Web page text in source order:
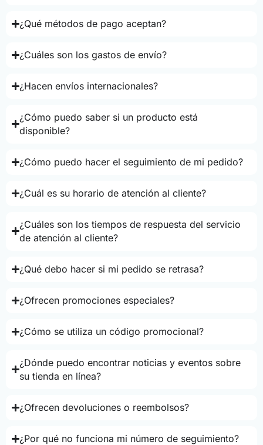
¿Qué métodos de pago aceptan?
¿Cuáles son los gastos de envío?
¿Hacen envíos internacionales?
¿Cómo puedo saber si un producto está
disponible?
¿Cómo puedo hacer el seguimiento de mi pedido?
¿Cuál es su horario de atención al cliente?
¿Cuáles son los tiempos de respuesta del servicio
de atención al cliente?
¿Qué debo hacer si mi pedido se retrasa?
¿Ofrecen promociones especiales?
¿Cómo se utiliza un código promocional?
¿Dónde puedo encontrar noticias y eventos sobre
su tienda en línea?
¿Ofrecen devoluciones o reembolsos?
¿Por qué no funciona mi número de seguimiento?